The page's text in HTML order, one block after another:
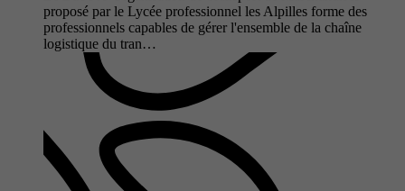
proposé par le Lycée professionnel les Alpilles forme des
professionnels capables de gérer l'ensemble de la chaîne
logistique du tran…